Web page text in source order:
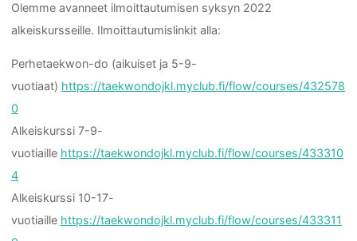
Olemme avanneet ilmoittautumisen syksyn 2022
alkeiskursseille. Ilmoittautumislinkit alla:
Perhetaekwon-do (aikuiset ja 5-9-
vuotiaat) https://taekwondojkl.myclub.fi/flow/courses/432578
0
Alkeiskurssi 7-9-
vuotiaille https://taekwondojkl.myclub.fi/flow/courses/433310
4
Alkeiskurssi 10-17-
vuotiaille https://taekwondojkl.myclub.fi/flow/courses/433311